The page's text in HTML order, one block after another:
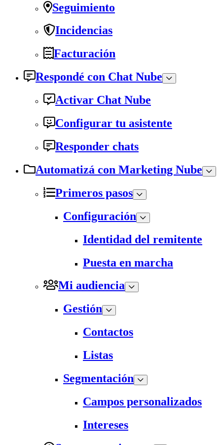
Seguimiento
Incidencias
Facturación
Respondé con Chat Nube
Activar Chat Nube
Configurar tu asistente
Responder chats
Automatizá con Marketing Nube
Primeros pasos
Configuración
Identidad del remitente
Puesta en marcha
Mi audiencia
Gestión
Contactos
Listas
Segmentación
Campos personalizados
Intereses